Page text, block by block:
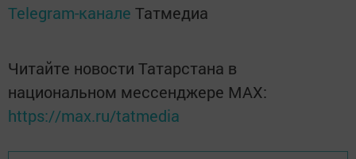
Telegram-канале Татмедиа
Читайте новости Татарстана в
национальном мессенджере MАХ:
https://max.ru/tatmedia